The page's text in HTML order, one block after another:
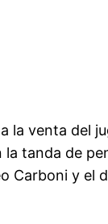
la venta del
tanda de
Carboni y el